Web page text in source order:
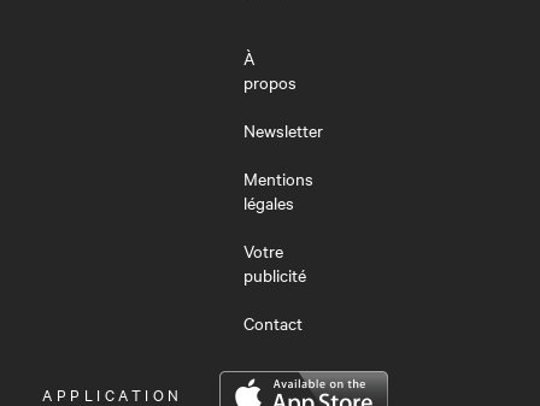
À
propos
Newsletter
Mentions
légales
Votre
publicité
Contact
OUVRIR
APPLICATION